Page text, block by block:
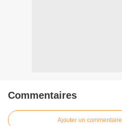
Commentaires
Ajouter un commentaire